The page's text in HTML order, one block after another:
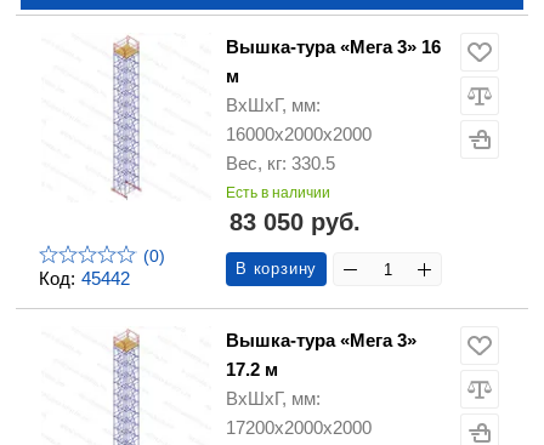
Код: 45442
(0)
Вышка-тура «Мега 3» 16
м
ВхШхГ, мм:
16000х2000х2000
Вес, кг: 330.5
Есть в наличии
83 050 руб.
В корзину
Вышка-тура «Мега 3»
17.2 м
ВхШхГ, мм:
17200х2000х2000